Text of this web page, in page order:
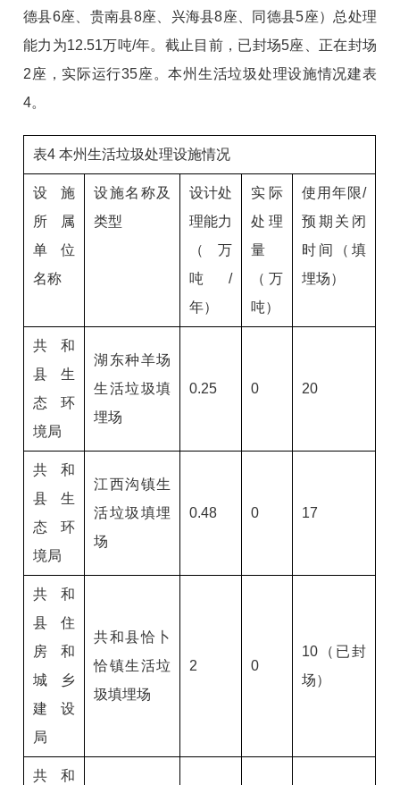
德县6座、贵南县8座、兴海县8座、同德县5座）总处理
能力为12.51万吨/年。截止目前，已封场5座、正在封场
2座，实际运行35座。本州生活垃圾处理设施情况建表
4。
表4 本州生活垃圾处理设施情况
设施
所属
单位
名称
设施名称及
类型
设计处
理能力
（万
吨/
年）
实际
处理
量
（万
吨）
使用年限/
预期关闭
时间（填
埋场）
共和
县生
态环
境局
湖东种羊场
生活垃圾填
埋场
0.25 0 20
共和
县生
态环
境局
江西沟镇生
活垃圾填埋
场
0.48 0 17
共和
县住
房和
城乡
建设
局
共和县恰卜
恰镇生活垃
圾填埋场
2 0
10（已封
场）
共和